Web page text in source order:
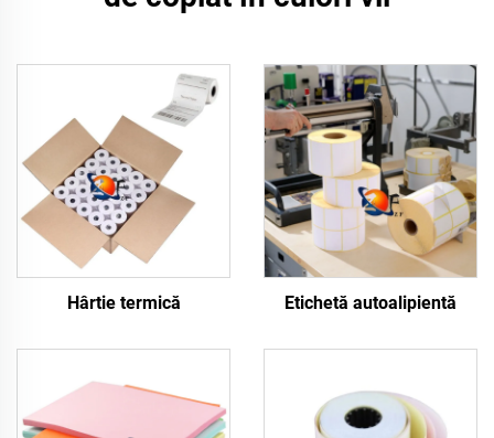
Hârtie termică Etichetă autoalipientă